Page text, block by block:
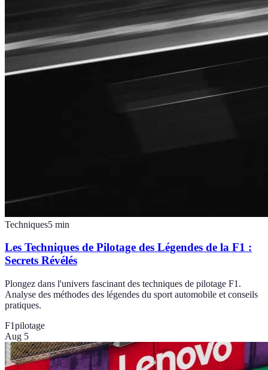
Techniques5 min
Les Techniques de Pilotage des Légendes de la F1 :
Secrets Révélés
Plongez dans l'univers fascinant des techniques de pilotage F1.
Analyse des méthodes des légendes du sport automobile et conseils
pratiques.
F1pilotage
Aug 5